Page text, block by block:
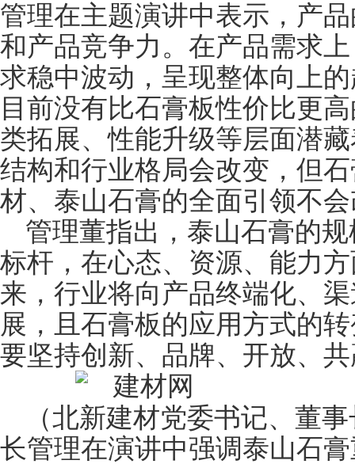
管理在主题演讲中表示，产
和产品竞争力。在产品需求
求稳中波动，呈现整体向上
目前没有比石膏板性价比更
类拓展、性能升级等层面潜
结构和行业格局会改变，但
材、泰山石膏的全面引领不
管理董指出，泰山石膏的
标杆，在心态、资源、能力
来，行业将向产品终端化、
展，且石膏板的应用方式的
要坚持创新、品牌、开放、
（北新建材党委书记、董
长管理在演讲中强调泰山石